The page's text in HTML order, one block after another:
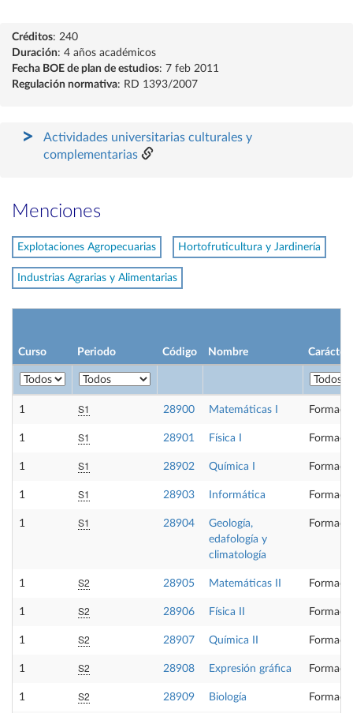
Créditos: 240
Duración: 4 años académicos
Fecha BOE de plan de estudios: 7 feb 2011
Regulación normativa: RD 1393/2007
Actividades universitarias culturales y
complementarias
Menciones
Explotaciones Agropecuarias Hortofruticultura y Jardinería
Industrias Agrarias y Alimentarias
Curso Periodo Código Nombre Carácter
1 S1 28900 Matemáticas I
1 S1 28901 Física I
1 S1 28902 Química I
1 S1 28903 Informática
1 S1 28904
Geología,
edafología y
climatología
1 S2 28905 Matemáticas II
1 S2 28906 Física II
1 S2 28907 Química II
1 S2 28908 Expresión gráfica
1 S2 28909 Biología